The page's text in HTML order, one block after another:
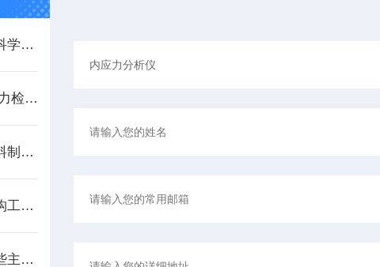
内应力分析仪在材料科学中的关键作用
ASMB4-32168残余应力检测仪主要功能及技术指标
应力缺陷对玻璃和塑料制品的影响
熊猫专用应力仪在结构工程中的应用分析
万能材料试验机有哪些主要组成部分？